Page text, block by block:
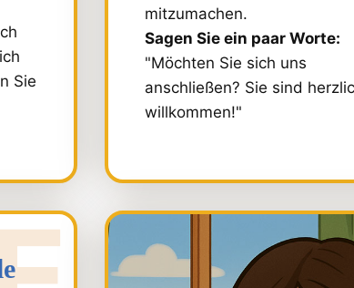
Sie
mitzumachen.
Sagen Sie ein paar Worte:
"Möchten Sie sich uns
anschließen? Sie sind
willkommen!"